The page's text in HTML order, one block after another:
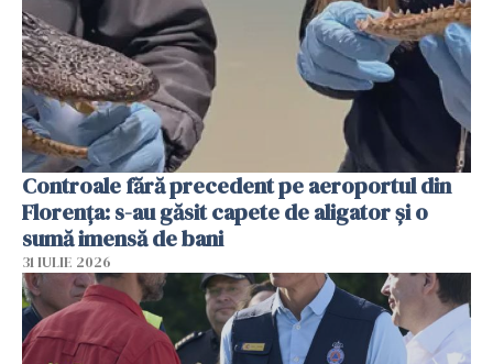
Controale fără precedent pe aeroportul din
Florența: s-au găsit capete de aligator și o
sumă imensă de bani
31 IULIE 2026